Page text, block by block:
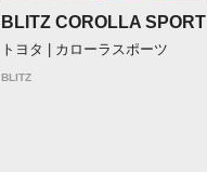
BLITZ COROLLA SPORT
トヨタ | カローラスポーツ
BLITZ